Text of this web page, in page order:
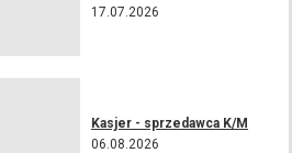
17.07.2026
Kasjer - sprzedawca K/M
06.08.2026